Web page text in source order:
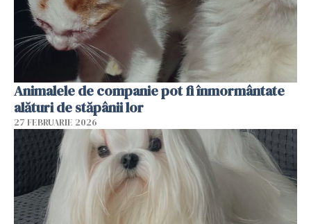
Animalele de companie pot fi înmormântate
alături de stăpânii lor
27 FEBRUARIE 2026